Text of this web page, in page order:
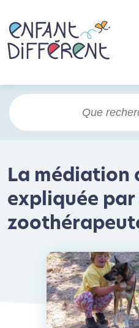
La médiation
expliquée par